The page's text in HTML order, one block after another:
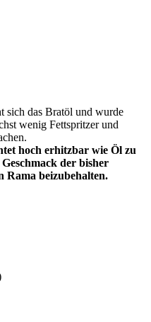
sich das Bratöl und wurde
wenig Fettspritzer und
hoch erhitzbar wie Öl zu
der bisher
Rama beizubehalten.